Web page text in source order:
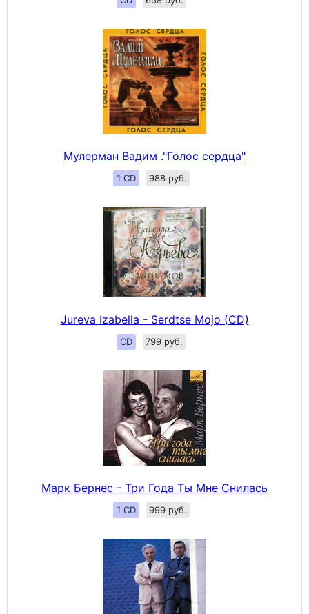
Мулерман Вадим ."Голос сердца"
1 CD 988 руб.
Jureva Izabella - Serdtse Mojo (CD)
CD 799 руб.
Марк Бернес - Три Года Ты Мне Снилась
1 CD 999 руб.